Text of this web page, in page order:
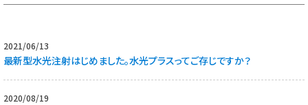
2021/06/13
最新型水光注射はじめました。水光プラスってご存じですか？
2020/08/19